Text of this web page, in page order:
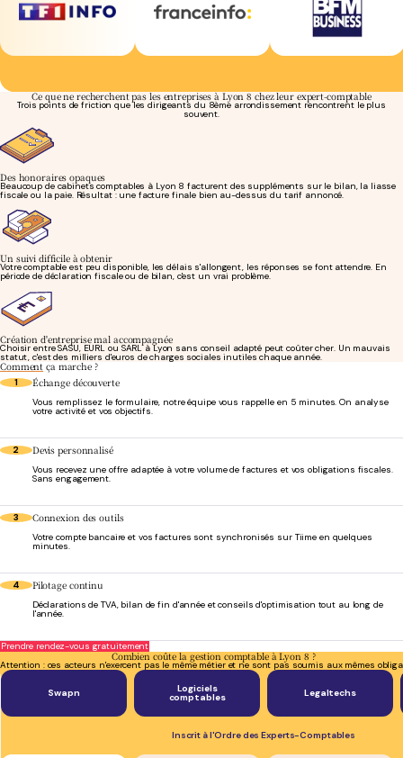
Ce que ne recherchent pas les entreprises à Lyon 8 chez leur expert-comptable
Trois points de friction que les dirigeants du 8ème arrondissement rencontrent le plus
souvent.
Des honoraires opaques
Beaucoup de cabinets comptables à Lyon 8 facturent des suppléments sur le bilan, la liasse
fiscale ou la paie. Résultat : une facture finale bien au-dessus du tarif annoncé.
Un suivi difficile à obtenir
Votre comptable est peu disponible, les délais s'allongent, les réponses se font attendre. En
période de déclaration fiscale ou de bilan, c'est un vrai problème.
Création d'entreprise mal accompagnée
Choisir entre SASU, EURL ou SARL à Lyon sans conseil adapté peut coûter cher. Un mauvais
statut, c'est des milliers d'euros de charges sociales inutiles chaque année.
Comment ça marche ?
1 Échange découverte
Vous remplissez le formulaire, notre équipe vous rappelle en 5 minutes. On analyse
votre activité et vos objectifs.
2 Devis personnalisé
Vous recevez une offre adaptée à votre volume de factures et vos obligations fiscales.
Sans engagement.
3 Connexion des outils
Votre compte bancaire et vos factures sont synchronisés sur Tiime en quelques
minutes.
4 Pilotage continu
Déclarations de TVA, bilan de fin d'année et conseils d'optimisation tout au long de
l'année.
Prendre rendez-vous gratuitement
Combien coûte la gestion comptable à Lyon 8 ?
Attention : ces acteurs n'exercent pas le même métier et ne sont pas soumis aux mêmes
Swapn Logiciels
comptables Legaltechs
Inscrit à l'Ordre des Experts-Comptables